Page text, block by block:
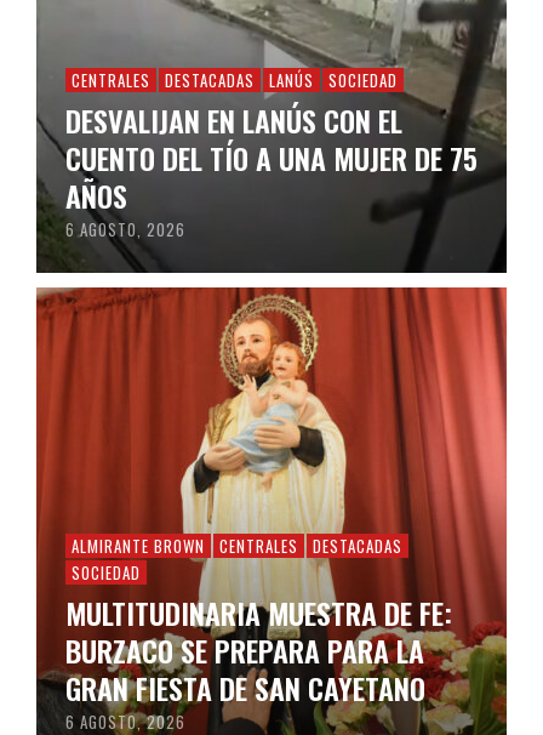
CENTRALES DESTACADAS LANÚS SOCIEDAD
DESVALIJAN EN LANÚS CON EL
CUENTO DEL TÍO A UNA MUJER DE 75
AÑOS
6 AGOSTO, 2026
ALMIRANTE BROWN CENTRALES
DESTACADAS
SOCIEDAD
MULTITUDINARIA MUESTRA DE FE:
BURZACO SE PREPARA PARA LA
GRAN FIESTA DE SAN CAYETANO
6 AGOSTO, 2026